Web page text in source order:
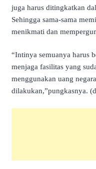
juga harus ditingkatkan
Sehingga sama-sama
menikmati dan
“Intinya semuanya harus
menjaga fasilitas yang
menggunakan uang
dilakukan,”pungkasnya.